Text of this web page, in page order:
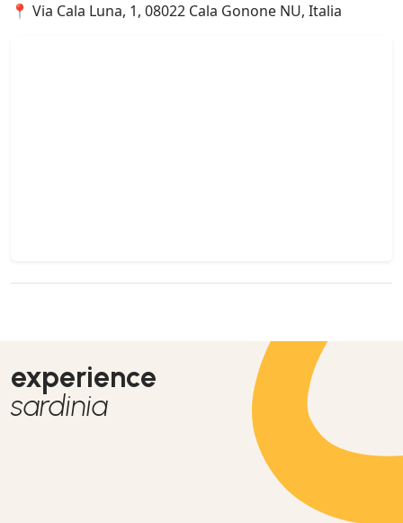
📍 Via Cala Luna, 1, 08022 Cala Gonone NU, Italia
experience
sardinia